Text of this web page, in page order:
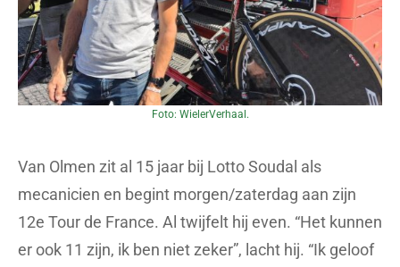
Foto: WielerVerhaal.
Van Olmen zit al 15 jaar bij Lotto Soudal als
mecanicien en begint morgen/zaterdag aan zijn
12e Tour de France. Al twijfelt hij even. “Het kunnen
er ook 11 zijn, ik ben niet zeker”, lacht hij. “Ik geloof